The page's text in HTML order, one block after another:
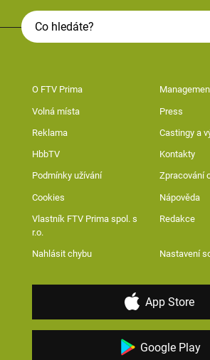
O FTV Prima
Volná místa Press
Reklama Castingy a
HbbTV Kontakty
Podmínky užívání Zpracování
Cookies Nápověda
Vlastník FTV Prima spol. s
r.o.
Redakce
Nahlásit chybu Nastavení
App Store
Google Play